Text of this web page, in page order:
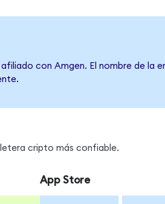
con Amgen. El nombre de la
cripto más confiable.
App Store